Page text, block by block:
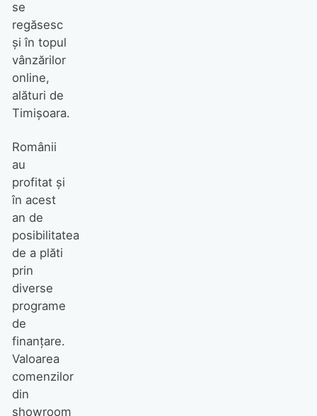
se
regăsesc
și în topul
vânzărilor
online,
alături de
Timișoara.
Românii
au
profitat și
în acest
an de
posibilitatea
de a plăti
prin
diverse
programe
de
finanțare.
Valoarea
comenzilor
din
showroom